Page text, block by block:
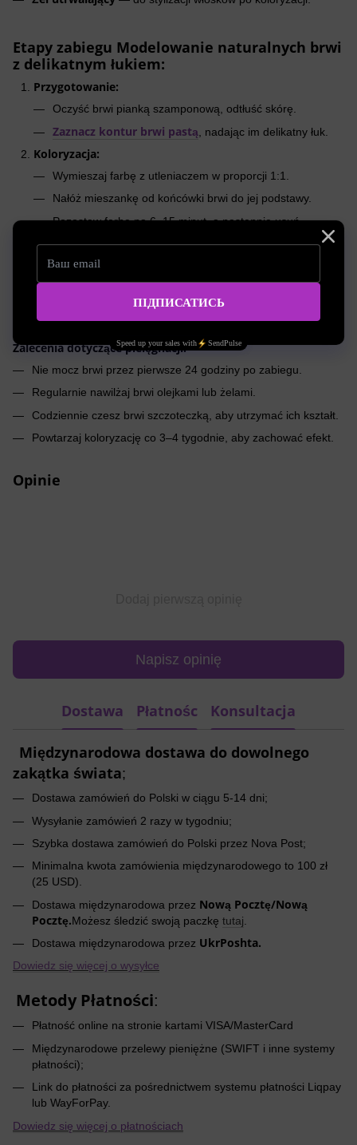
Etapy zabiegu Modelowanie naturalnych brwi
z delikatnym łukiem:
Przygotowanie:
Oczyść brwi pianką szamponową, odtłuść skórę.
Zaznacz kontur brwi pastą , nadając im delikatny łuk.
Koloryzacja:
Wymieszaj farbę z utleniaczem w proporcji 1:1.
Nałóż mieszankę od końcówki brwi do jej podstawy.
Pozostaw farbę na 6–15 minut, a następnie usuń
Finalna korekta:
Usuń zbędne włoski pęsetą, zachowując miękkość linii.
Ułóż włoski szczoteczką i utrwal żelem do stylizacji.
Zalecenia dotyczące pielęgnacji:
Nie mocz brwi przez pierwsze 24 godziny po zabiegu.
Regularnie nawilżaj brwi olejkami lub żelami.
Codziennie czesz brwi szczoteczką, aby utrzymać ich kształt.
Powtarzaj koloryzację co 3–4 tygodnie, aby zachować efekt.
Opinie
Napisz opinię
Dostawa Płatnośc Konsultacja
Międzynarodowa dostawa do dowolnego
zakątka świata;
Dostawa zamówień do Polski w ciągu 5-14 dni;
Wysyłanie zamówień 2 razy w tygodniu;
Szybka dostawa zamówień do Polski przez Nova Post;
Minimalna kwota zamówienia międzynarodowego to 100 zł
(25 USD).
Dostawa międzynarodowa przez Nową Pocztę/Nową
Pocztę.Możesz śledzić swoją paczkę tutaj
Dostawa międzynarodowa przez UkrPoshta.
Dowiedz się więcej o wysyłce
Metody Płatności:
Płatność online na stronie kartami VISA/MasterCard
Międzynarodowe przelewy pieniężne (SWIFT i inne systemy
płatności);
Link do płatności za pośrednictwem systemu płatności Liqpay
lub WayForPay.
Dowiedz się więcej o płatnościach